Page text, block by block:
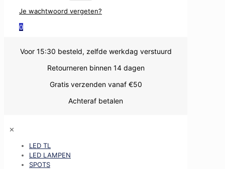
Je wachtwoord vergeten?
0
Voor 15:30 besteld, zelfde werkdag verstuurd
Retourneren binnen 14 dagen
Gratis verzenden vanaf €50
Achteraf betalen
✕
LED TL
LED LAMPEN
SPOTS